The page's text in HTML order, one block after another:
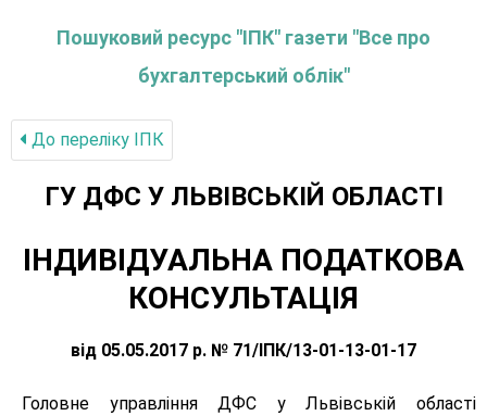
Пошуковий ресурс "ІПК" газети "Все про
бухгалтерський облік"
До переліку IПК
ГУ ДФС У ЛЬВIВСЬКIЙ ОБЛАСТI
ІНДИВІДУАЛЬНА ПОДАТКОВА
КОНСУЛЬТАЦІЯ
від 05.05.2017 р. № 71/ІПК/13-01-13-01-17
Головне управління ДФС у Львівській області